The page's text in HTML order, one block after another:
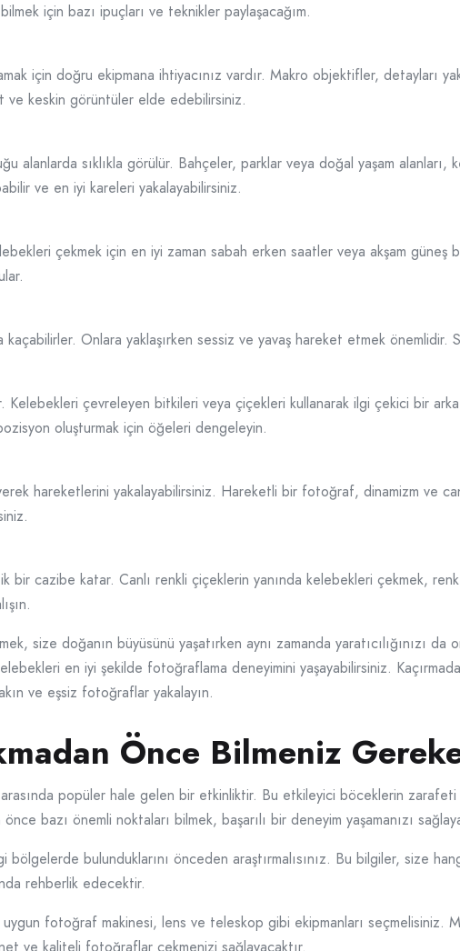
için bazı ipuçları ve teknikler paylaşacağım.
için doğru ekipmana ihtiyacınız vardır. Makro objektifler, detayları
ve keskin görüntüler elde edebilirsiniz.
alanlarda sıklıkla görülür. Bahçeler, parklar veya doğal yaşam alanları,
ve en iyi kareleri yakalayabilirsiniz.
çekmek için en iyi zaman sabah erken saatler veya akşam güneş
Onlara yaklaşırken sessiz ve yavaş hareket etmek önemlidir.
çevreleyen bitkileri veya çiçekleri kullanarak ilgi çekici bir
oluşturmak için öğeleri dengeleyin.
hareketlerini yakalayabilirsiniz. Hareketli bir fotoğraf, dinamizm ve
cazibe katar. Canlı renkli çiçeklerin yanında kelebekleri çekmek, renk
size doğanın büyüsünü yaşatırken aynı zamanda yaratıcılığınızı da
en iyi şekilde fotoğraflama deneyimini yaşayabilirsiniz.
ve eşsiz fotoğraflar yakalayın.
Önce Bilmeniz
popüler hale gelen bir etkinliktir. Bu etkileyici böceklerin zarafeti
bazı önemli noktaları bilmek, başarılı bir deneyim yaşamanızı
bölgelerde bulunduklarını önceden araştırmalısınız. Bu bilgiler, size
rehberlik edecektir.
uygun fotoğraf makinesi, lens ve teleskop gibi ekipmanları seçmelisiniz.